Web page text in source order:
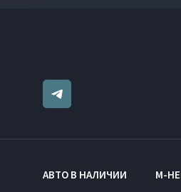
АВТО В НАЛИЧИИ M-